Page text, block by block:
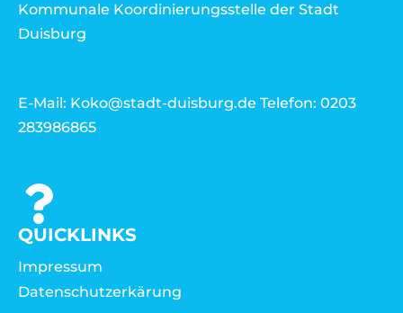
Kommunale Koordinierungsstelle der Stadt
Duisburg
E-Mail: Koko@stadt-duisburg.de Telefon: 0203
283986865
QUICKLINKS
Impressum
Datenschutzerkärung